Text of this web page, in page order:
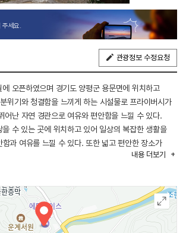
세요.
관광정보 수정요청
오픈하였으며 경기도 양평군 용문면에 위치하고
위기와 청결함을 느끼게 하는 시설물로 프라이버시가
어난 자연 경관으로 여유와 편안함을 느낄 수 있다.
수 있는 곳에 위치하고 있어 일상의 복잡한 생활을
함과 여유를 느낄 수 있다. 또한 넓고 편안한 장소가
든지 각종 가족모임, 단체모임, 워크샵 등의 장소로도
물론 다슬기 채집과 여름에는 아이들 물놀이도
내용 더보기